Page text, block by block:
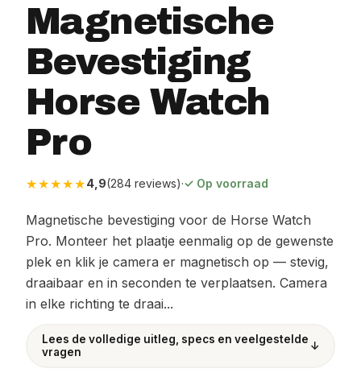
Magnetische
Bevestiging
Horse Watch
Pro
★★★★★4,9(284 reviews)·✓ Op voorraad
Magnetische bevestiging voor de Horse Watch
Pro. Monteer het plaatje eenmalig op de gewenste
plek en klik je camera er magnetisch op — stevig,
draaibaar en in seconden te verplaatsen. Camera
in elke richting te draai...
Lees de volledige uitleg, specs en veelgestelde
vragen
↓